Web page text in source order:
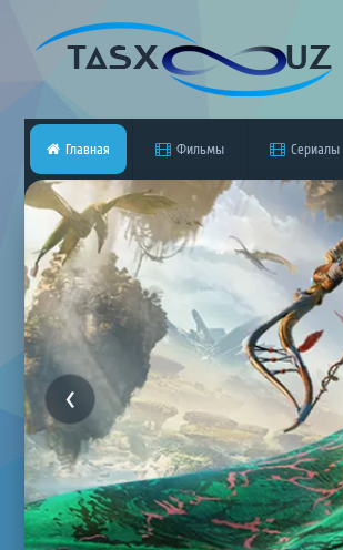
Главная Фильмы Сериалы